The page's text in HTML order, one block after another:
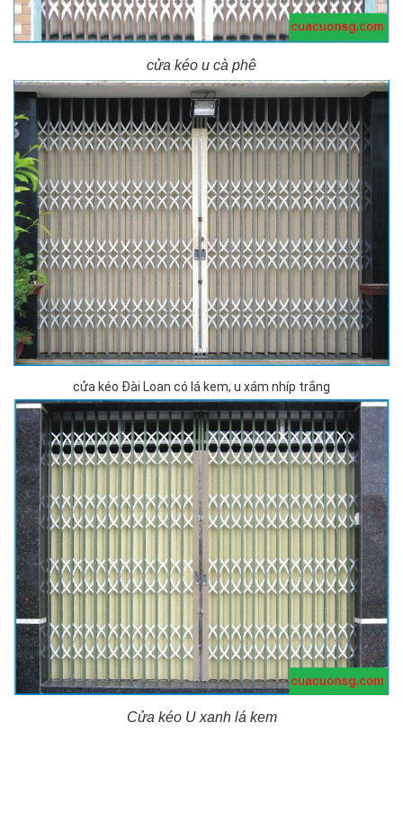
cửa kéo u cà phê
cửa kéo Đài Loan có lá kem, u xám nhíp trắng
Cửa kéo U xanh lá kem